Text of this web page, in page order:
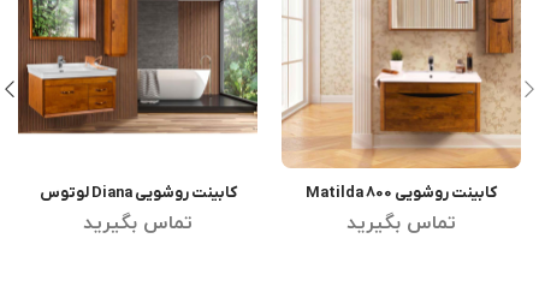
اطلاعات بیشترکابینت روشویی Matilda 800
لوتوس
تماس بگیرید
اطلاعات بیشتر
کابینت روشویی Diana لوتوس
تماس بگیرید